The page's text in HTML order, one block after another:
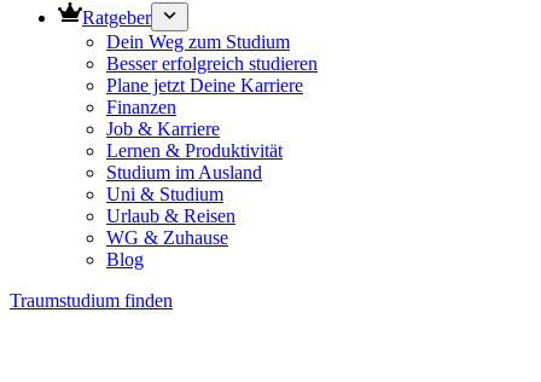
Ratgeber
Dein Weg zum Studium
Besser erfolgreich studieren
Plane jetzt Deine Karriere
Finanzen
Job & Karriere
Lernen & Produktivität
Studium im Ausland
Uni & Studium
Urlaub & Reisen
WG & Zuhause
Blog
Traumstudium finden